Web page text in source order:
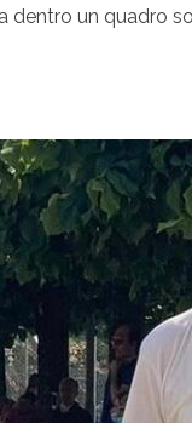
dentro un quadro